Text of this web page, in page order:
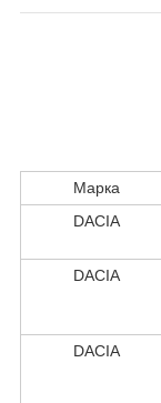
Марка
DACIA
DACIA
DACIA